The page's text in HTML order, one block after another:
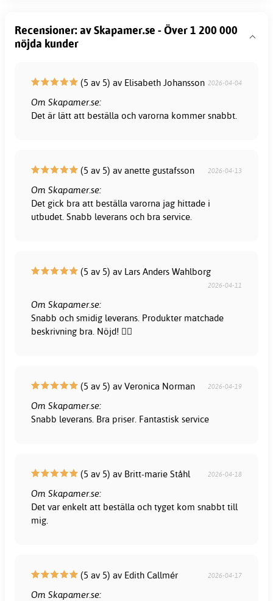
Recensioner: av Skapamer.se - Över 1 200 000
nöjda kunder
(5 av 5) av Elisabeth Johansson 2026-04-04
Om Skapamer.se:
Det är lätt att beställa och varorna kommer snabbt.
(5 av 5) av anette gustafsson 2026-04-13
Om Skapamer.se:
Det gick bra att beställa varorna jag hittade i
utbudet. Snabb leverans och bra service.
(5 av 5) av Lars Anders Wahlborg
2026-04-11
Om Skapamer.se:
Snabb och smidig leverans. Produkter matchade
beskrivning bra. Nöjd! 👍🏻
(5 av 5) av Veronica Norman 2026-04-19
Om Skapamer.se:
Snabb leverans. Bra priser. Fantastisk service
(5 av 5) av Britt-marie Ståhl 2026-04-18
Om Skapamer.se:
Det var enkelt att beställa och tyget kom snabbt till
mig.
(5 av 5) av Edith Callmér 2026-04-17
Om Skapamer.se: